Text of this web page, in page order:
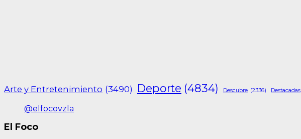
Arte y Entretenimiento (3490) Deporte (4834) Descubre (2336) Destacadas
@elfocovzla
El Foco